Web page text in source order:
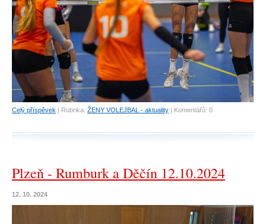
Celý příspěvek Rubrika: ŽENY VOLEJBAL - aktuality Komentářů: 0
Plzeň - Rumburk a Děčín 12.10.2024
12. 10. 2024